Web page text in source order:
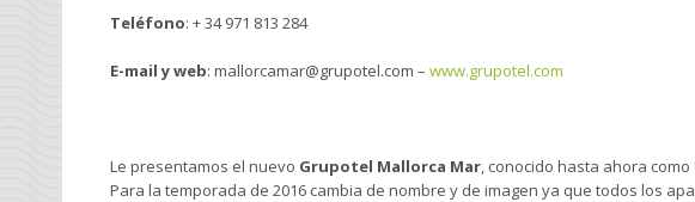
Teléfono: + 34 971 813 284
E-mail y web: mallorcamar@grupotel.com – www.grupotel.com
Le presentamos el nuevo Grupotel Mallorca Mar, conocido hasta ahora
Para la temporada de 2016 cambia de nombre y de imagen ya que todos los